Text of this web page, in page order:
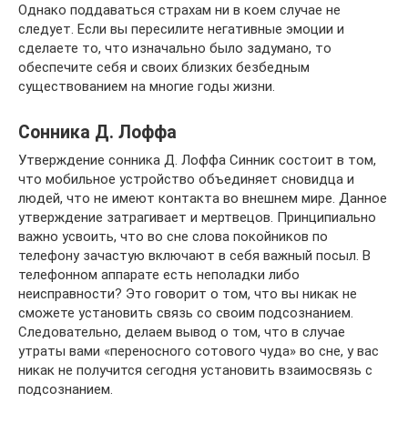
Однако поддаваться страхам ни в коем случае не
следует. Если вы пересилите негативные эмоции и
сделаете то, что изначально было задумано, то
обеспечите себя и своих близких безбедным
существованием на многие годы жизни.
Сонника Д. Лоффа
Утверждение сонника Д. Лоффа Синник состоит в том,
что мобильное устройство объединяет сновидца и
людей, что не имеют контакта во внешнем мире. Данное
утверждение затрагивает и мертвецов. Принципиально
важно усвоить, что во сне слова покойников по
телефону зачастую включают в себя важный посыл. В
телефонном аппарате есть неполадки либо
неисправности? Это говорит о том, что вы никак не
сможете установить связь со своим подсознанием.
Следовательно, делаем вывод о том, что в случае
утраты вами «переносного сотового чуда» во сне, у вас
никак не получится сегодня установить взаимосвязь с
подсознанием.